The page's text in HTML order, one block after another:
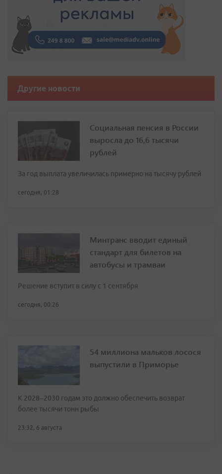
Другие новости
Социальная пенсия в России
выросла до 16,6 тысячи
рублей
За год выплата увеличилась примерно на тысячу рублей
сегодня, 01:28
Минтранс вводит единый
стандарт для билетов на
автобусы и трамваи
Решение вступит в силу с 1 сентября
сегодня, 00:26
54 миллиона мальков лосося
выпустили в Приморье
К 2028–2030 годам это должно обеспечить возврат
более тысячи тонн рыбы
23:32, 6 августа